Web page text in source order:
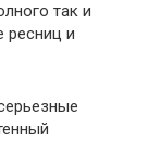
так и
ресниц и